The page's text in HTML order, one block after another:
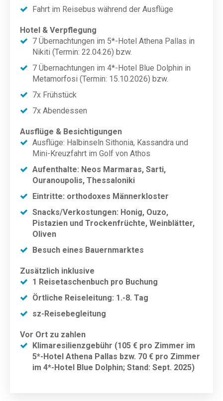
Fahrt im Reisebus während der Ausflüge
Hotel & Verpflegung
7 Übernachtungen im 5*-Hotel Athena Pallas in
Nikiti (Termin: 22.04.26) bzw.
7 Übernachtungen im 4*-Hotel Blue Dolphin in
Metamorfosi (Termin: 15.10.2026) bzw.
7x Frühstück
7x Abendessen
Ausflüge & Besichtigungen
Ausflüge: Halbinseln Sithonia, Kassandra und
Mini-Kreuzfahrt im Golf von Athos
Aufenthalte: Neos Marmaras, Sarti,
Ouranoupolis, Thessaloniki
Eintritte: orthodoxes Männerkloster
Snacks/Verkostungen: Honig, Ouzo,
Pistazien und Trockenfrüchte, Weinblätter,
Oliven
Besuch eines Bauernmarktes
Zusätzlich inklusive
1 Reisetaschenbuch pro Buchung
Örtliche Reiseleitung: 1.-8. Tag
sz-Reisebegleitung
Vor Ort zu zahlen
Klimaresilienzgebühr (105 € pro Zimmer im
5*-Hotel Athena Pallas bzw. 70 € pro Zimmer
im 4*-Hotel Blue Dolphin; Stand: Sept. 2025)